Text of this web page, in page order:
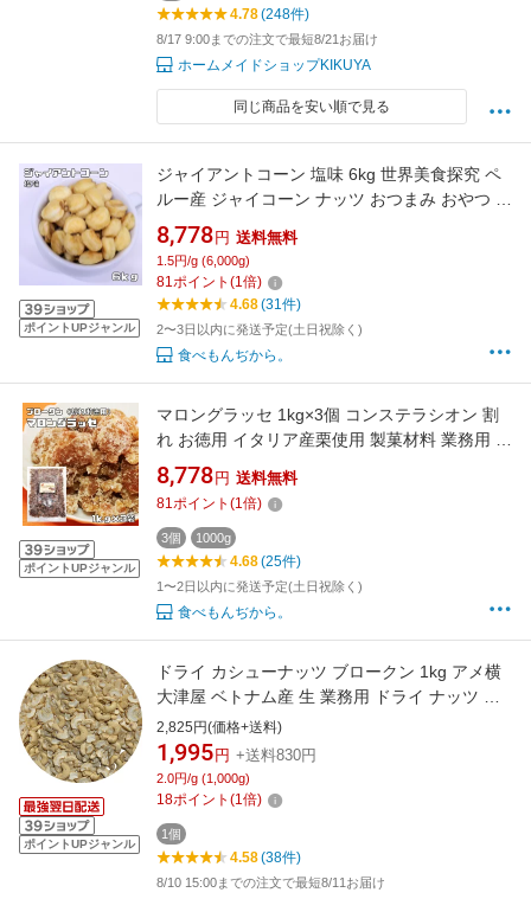
4.78(248件)
8/17 9:00までの注文で最短8/21お届け
ホームメイドショップKIKUYA
同じ商品を安い順で見る
ポイントUPジャンル
ジャイアントコーン 塩味 6kg 世界美食探究 ペ
ルー産 ジャイコーン ナッツ おつまみ おやつ 揚
げ菓子 揚げコーン 国内加工 業務用
8,778 円 送料無料
1.5円/g (6,000g)
81ポイント (1倍)
4.68(31件)
2〜3日以内に発送予定(土日祝除く)
食べもんぢから。
ポイントUPジャンル
マロングラッセ 1kg×3個 コンステラシオン 割
れ お徳用 イタリア産栗使用 製菓材料 業務用 ブ
ロークン 栗 マロン 焼き菓子 訳あり
8,778 円 送料無料
81ポイント (1倍)
3個 1000g
4.68(25件)
1〜2日以内に発送予定(土日祝除く)
食べもんぢから。
ポイントUPジャンル
ドライ カシューナッツ ブロークン 1kg アメ横
大津屋 ベトナム産 生 業務用 ドライ ナッツ ド
ライフルーツ 製菓材料 cashew カシュー
2,825円(価格+送料)
1,995 円 +送料830円
2.0円/g (1,000g)
18ポイント (1倍)
1個
4.58(38件)
8/10 15:00までの注文で最短8/11お届け